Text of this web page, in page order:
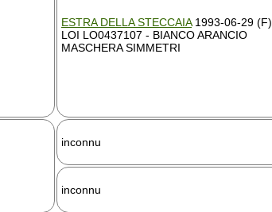
ESTRA DELLA STECCAIA1993-06-29 (F)
LOI LO0437107 - BIANCO ARANCIO
MASCHERA SIMMETRI
inconnu
inconnu